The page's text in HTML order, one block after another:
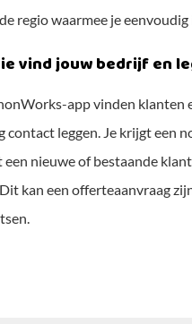
regio waarmee je
vind jouw bedrijf en
app vinden klanten
contact leggen. Je krijgt een
nieuwe of bestaande
kan een offerteaanvraag